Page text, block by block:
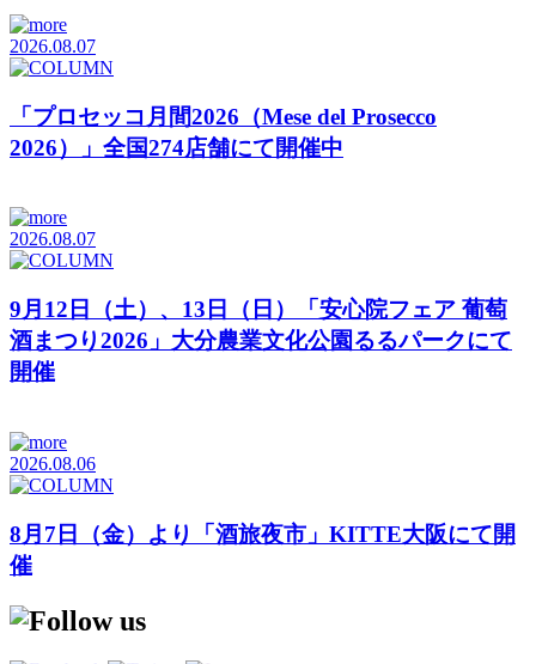
2026.08.07
「プロセッコ月間2026（Mese del Prosecco
2026）」全国274店舗にて開催中
2026.08.07
9月12日（土）、13日（日）「安心院フェア 葡萄
酒まつり2026」大分農業文化公園るるパークにて
開催
2026.08.06
8月7日（金）より「酒旅夜市」KITTE大阪にて開
催